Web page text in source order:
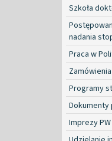
Szkoła
nadania
Praca w
Programy
Dokumenty
Imprezy PW